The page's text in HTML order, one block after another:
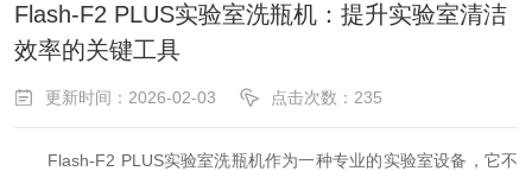
Flash-F2 PLUS实验室洗瓶机：提升实验室清洁
效率的关键工具
更新时间：2026-02-03 点击次数：235
Flash-F2 PLUS实验室洗瓶机作为一种专业的实验室设备，它不